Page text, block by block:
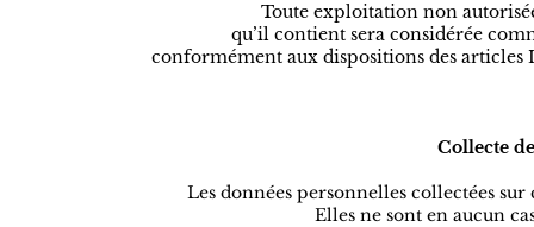
Toute exploitation non
qu’il contient sera considérée
conformément aux dispositions des
Collecte
Les données personnelles collectées
Elles ne sont en aucun